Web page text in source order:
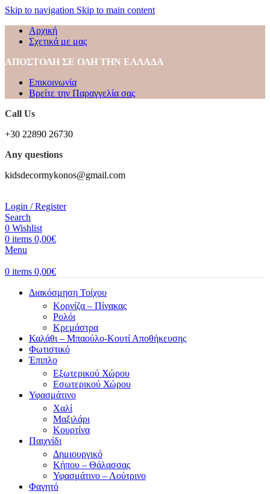
Skip to navigation Skip to main content
Αρχική
Σχετικά με μας
ΑΠΟΣΤΟΛΗ ΣΕ ΟΛΗ ΤΗΝ ΕΛΛΑΔΑ
Επικοινωνία
Βρείτε την Παραγγελία σας
Call Us
+30 22890 26730
Any questions
kidsdecormykonos@gmail.com
Login / Register
Search
0 Wishlist
0 items 0,00€
Menu
0 items 0,00€
Διακόσμηση Τοίχου
Κορνίζα – Πίνακας
Ρολόι
Κρεμάστρα
Καλάθι – Μπαούλο-Κουτί Αποθήκευσης
Φωτιστικό
Έπιπλο
Εξωτερικού Χώρου
Εσωτερικού Χώρου
Υφασμάτινο
Χαλί
Μαξιλάρι
Κουρτίνα
Παιχνίδι
Δημιουργικό
Κήπου – Θάλασσας
Υφασμάτινο – Λούτρινο
Φαγητό